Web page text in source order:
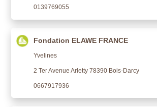
0139769055
Fondation ELAWE FRANCE
Yvelines
2 Ter Avenue Arletty 78390 Bois-Darcy
0667917936